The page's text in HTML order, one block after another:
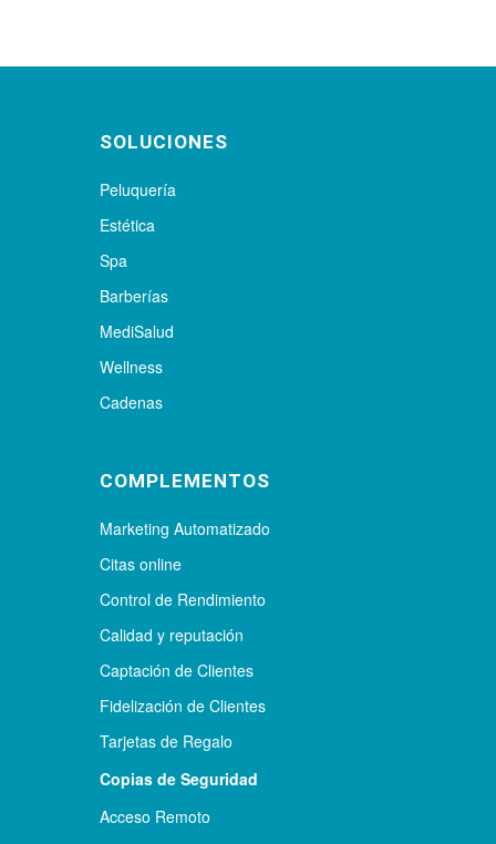
SOLUCIONES
Peluquería
Estética
Spa
Barberías
MediSalud
Wellness
Cadenas
COMPLEMENTOS
Marketing Automatizado
Citas online
Control de Rendimiento
Calidad y reputación
Captación de Clientes
Fidelización de Clientes
Tarjetas de Regalo
Copias de Seguridad
Acceso Remoto